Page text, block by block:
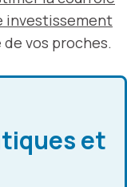
investissement
vos proches.
et